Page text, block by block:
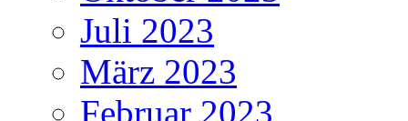
Juli 2023
März 2023
Februar 2023